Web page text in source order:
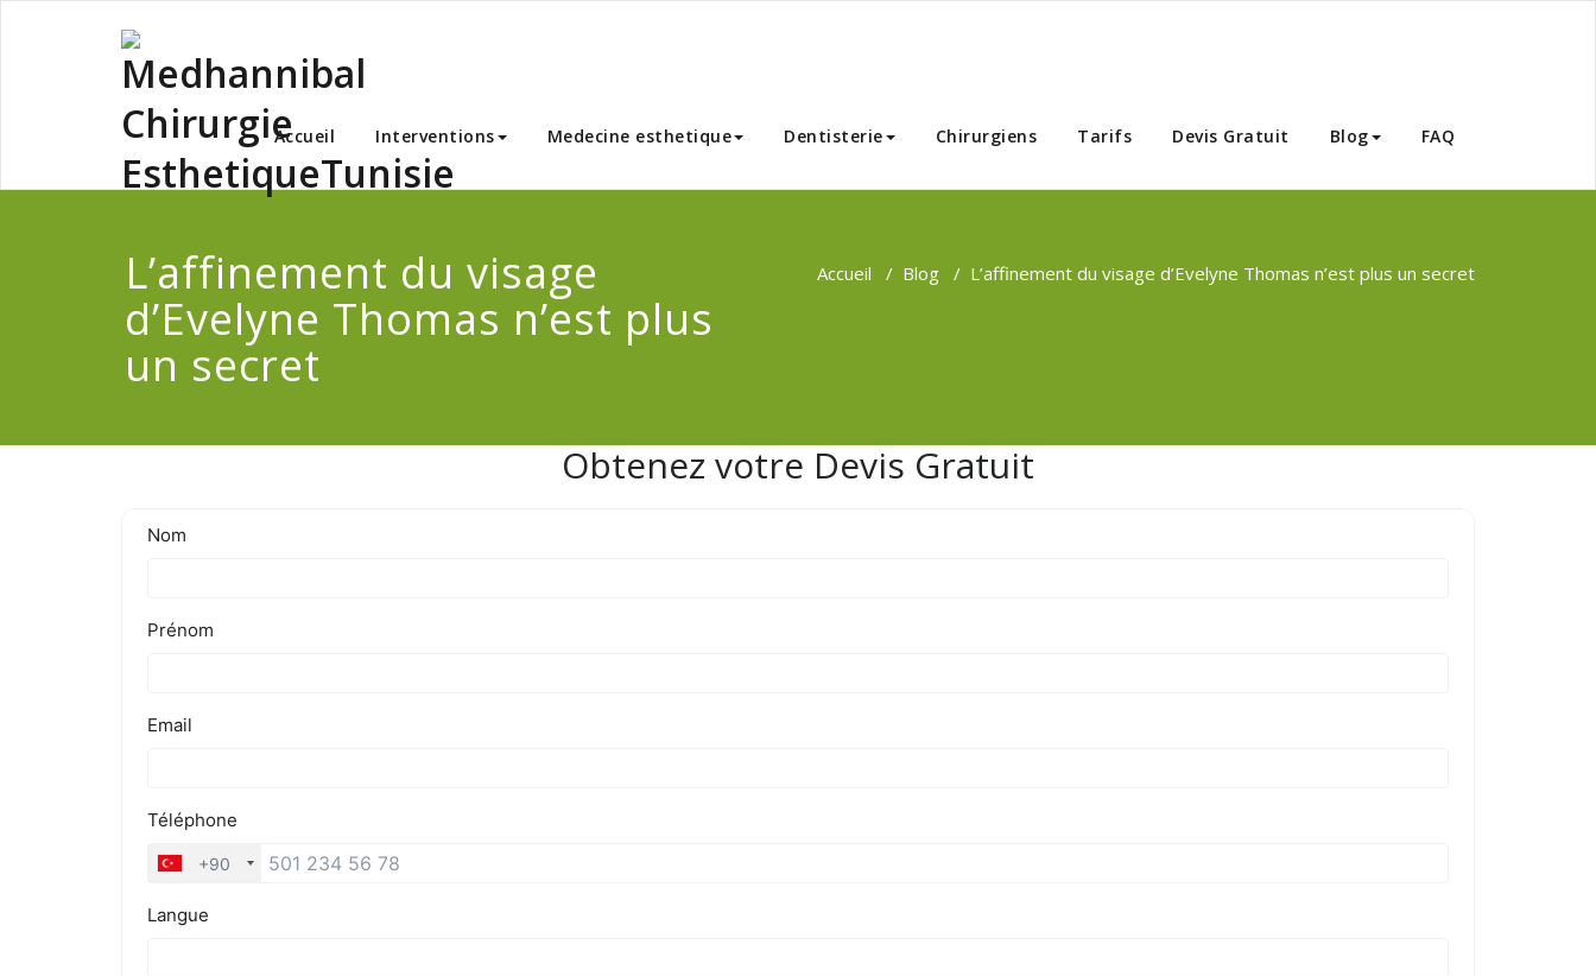
Accueil Interventions Medecine esthetique Dentisterie Chirurgiens Tarifs Devis Gratuit Blog FAQ
L’affinement du visage
d’Evelyne Thomas n’est plus
un secret
Accueil / Blog / L’affinement du visage d’Evelyne Thomas n’est plus un secret
Obtenez votre Devis Gratuit